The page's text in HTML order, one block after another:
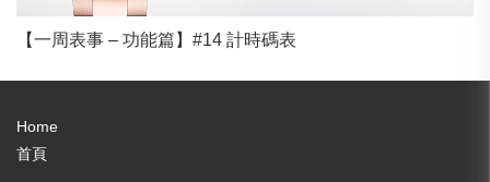
【一周表事 – 功能篇】#14 計時碼表
Home
首頁